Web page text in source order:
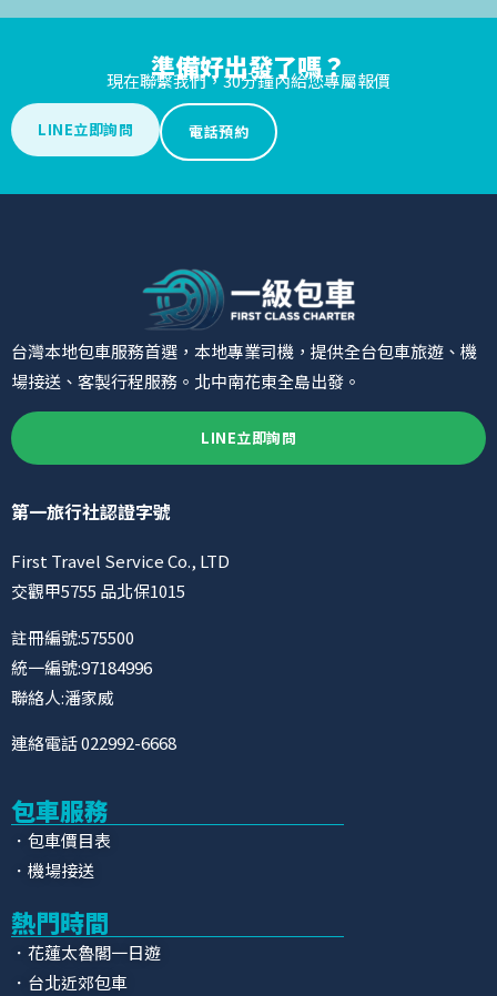
準備好出發了嗎？
現在聯繫我們，30分鐘內給您專屬報價
LINE立即詢問 電話預約
台灣本地包車服務首選，本地專業司機，提供全台包車旅遊、機
場接送、客製行程服務。北中南花東全島出發。
LINE立即詢問
第一旅行社認證字號
First Travel Service Co., LTD
交觀甲5755 品北保1015
註冊編號:575500
統一編號:97184996
聯絡人:潘家威
連絡電話 022992-6668
包車服務
．包車價目表
．機場接送
熱門時間
．花蓮太魯閣一日遊
．台北近郊包車